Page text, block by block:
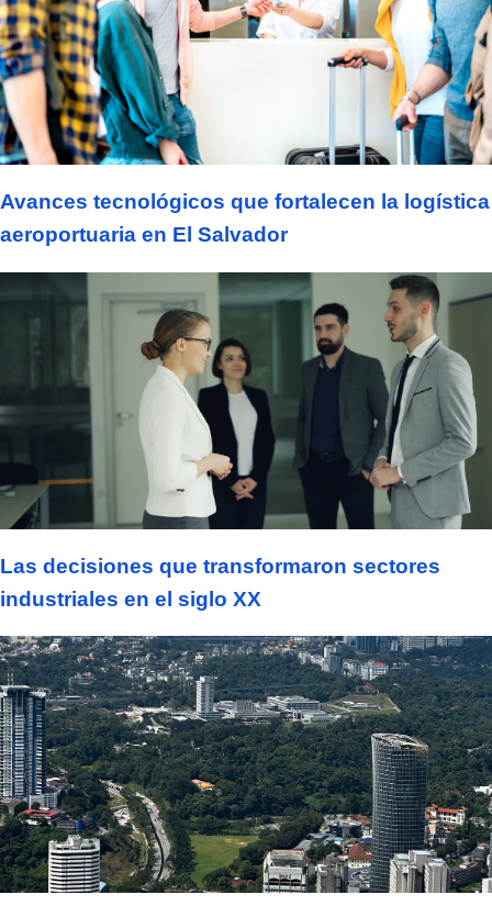
Avances tecnológicos que fortalecen la logística
aeroportuaria en El Salvador
Las decisiones que transformaron sectores
industriales en el siglo XX